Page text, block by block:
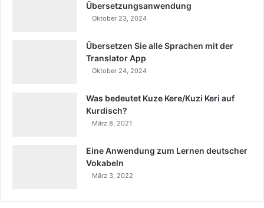
Übersetzungsanwendung
Oktober 23, 2024
Übersetzen Sie alle Sprachen mit der
Translator App
Oktober 24, 2024
Was bedeutet Kuze Kere/Kuzi Keri auf
Kurdisch?
März 8, 2021
Eine Anwendung zum Lernen deutscher
Vokabeln
März 3, 2022